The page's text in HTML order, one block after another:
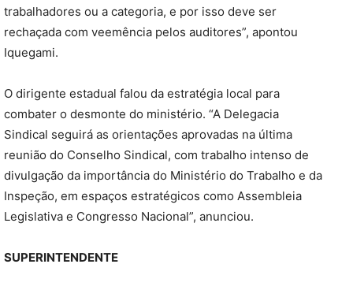
trabalhadores ou a categoria, e por isso deve ser
rechaçada com veemência pelos auditores”, apontou
Iquegami.
O dirigente estadual falou da estratégia local para
combater o desmonte do ministério. “A Delegacia
Sindical seguirá as orientações aprovadas na última
reunião do Conselho Sindical, com trabalho intenso de
divulgação da importância do Ministério do Trabalho e da
Inspeção, em espaços estratégicos como Assembleia
Legislativa e Congresso Nacional”, anunciou.
SUPERINTENDENTE